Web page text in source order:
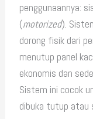
penggunaannya:
(motorized).
dorong fisik dari
menutup panel
ekonomis dan
Sistem ini cocok
dibuka tutup atau